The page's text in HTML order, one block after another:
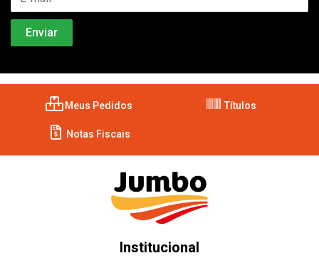
Meus Pedidos Títulos
Notas Fiscais
Institucional